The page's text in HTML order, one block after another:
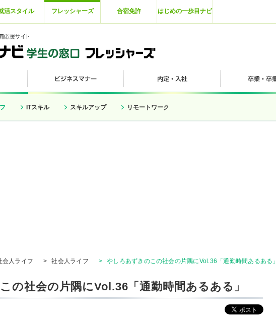
活スタイル フレッシャーズ 合宿免許 はじめの一歩目ナビ
ITスキル スキルアップ リモートワーク
会人ライフ > 社会人ライフ > やしろあずきのこの社会の片隅にVol.36「通勤時間あるある」
の社会の片隅にVol.36「通勤時間あるある」